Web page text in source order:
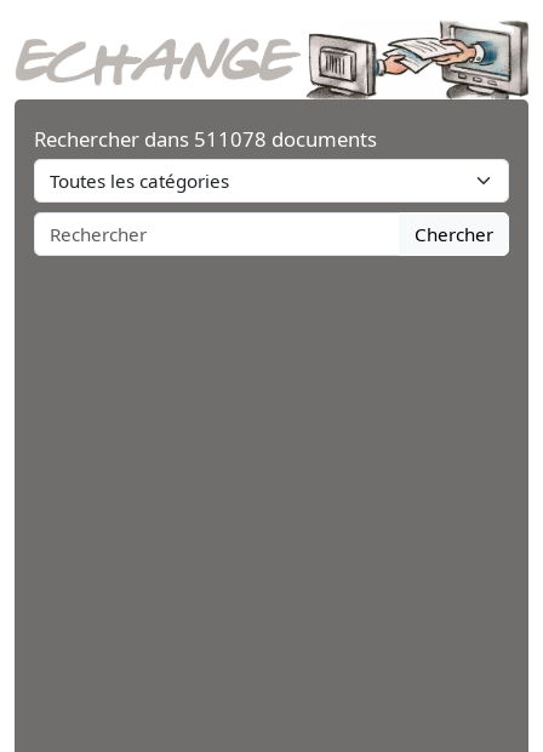
Rechercher dans 511078 documents
Chercher